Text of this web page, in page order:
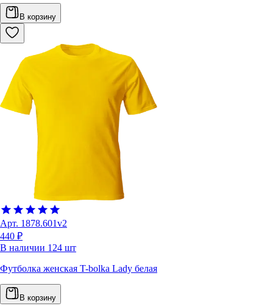
В корзину
Арт. 1878.601v2
440 ₽
В наличии 124 шт
Футболка женская T-bolka Lady белая
В корзину